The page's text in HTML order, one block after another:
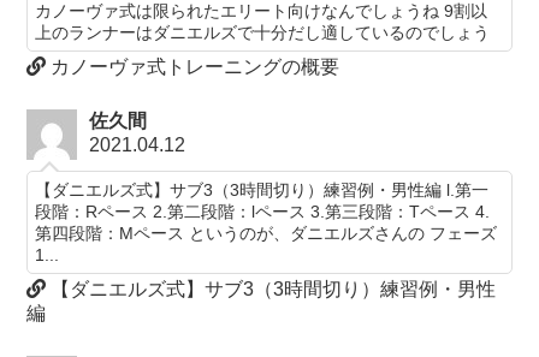
カノーヴァ式は限られたエリート向けなんでしょうね 9割以
上のランナーはダニエルズで十分だし適しているのでしょう
カノーヴァ式トレーニングの概要
佐久間
2021.04.12
【ダニエルズ式】サブ3（3時間切り）練習例・男性編 l.第一
段階：Rペース 2.第二段階：lペース 3.第三段階：Tペース 4.
第四段階：Mペース というのが、ダニエルズさんの フェーズ
1...
【ダニエルズ式】サブ3（3時間切り）練習例・男性
編